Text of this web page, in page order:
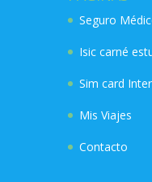
Seguro
Isic carné
Sim card
Mis Viajes
Contacto